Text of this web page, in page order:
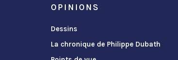
OPINIONS
Dessins
La chronique de Philippe Dubath